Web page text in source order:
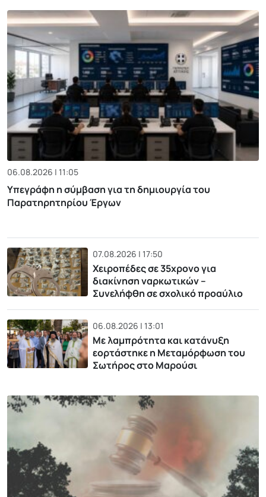
06.08.2026 | 11:05
Υπεγράφη η σύμβαση για τη δημιουργία του
Παρατηρητηρίου Έργων
07.08.2026 | 17:50
Χειροπέδες σε 35χρονο για
διακίνηση ναρκωτικών –
Συνελήφθη σε σχολικό προαύλιο
06.08.2026 | 13:01
Με λαμπρότητα και κατάνυξη
εορτάστηκε η Μεταμόρφωση του
Σωτήρος στο Μαρούσι